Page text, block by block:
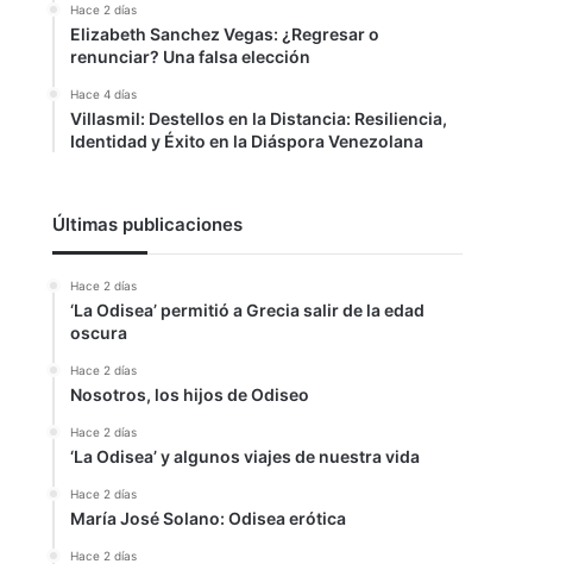
Hace 2 días
Elizabeth Sanchez Vegas: ¿Regresar o
renunciar? Una falsa elección
Hace 4 días
Villasmil: Destellos en la Distancia: Resiliencia,
Identidad y Éxito en la Diáspora Venezolana
Últimas publicaciones
Hace 2 días
‘La Odisea’ permitió a Grecia salir de la edad
oscura
Hace 2 días
Nosotros, los hijos de Odiseo
Hace 2 días
‘La Odisea’ y algunos viajes de nuestra vida
Hace 2 días
María José Solano: Odisea erótica
Hace 2 días